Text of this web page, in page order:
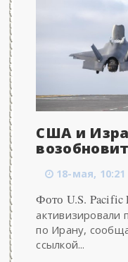
США и
18-мая, 10:21
Фото U.S.
активизировали
по Ирану,
ссылкой...